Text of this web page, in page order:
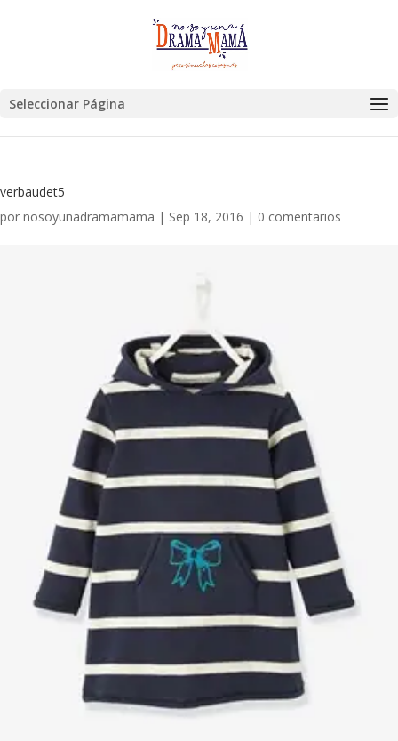
Seleccionar Página
verbaudet5
por nosoyunadramamama | Sep 18, 2016 | 0 comentarios